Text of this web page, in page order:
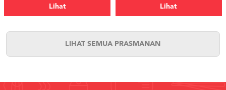
Lihat Lihat
LIHAT SEMUA PRASMANAN